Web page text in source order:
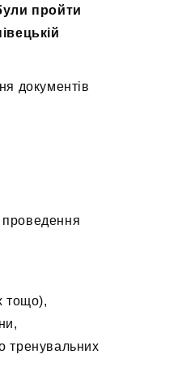
пройти
документів
проведення
тощо),
тренувальних